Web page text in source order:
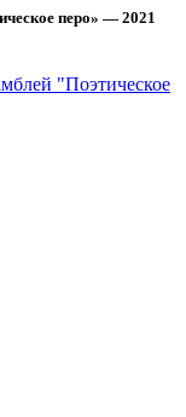
перо» — 2021
"Поэтическое